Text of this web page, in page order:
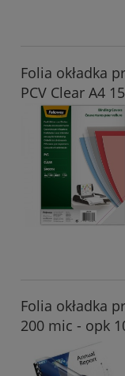
Folia okładka
PCV Clear A4
Folia okładka
200 mic - opk